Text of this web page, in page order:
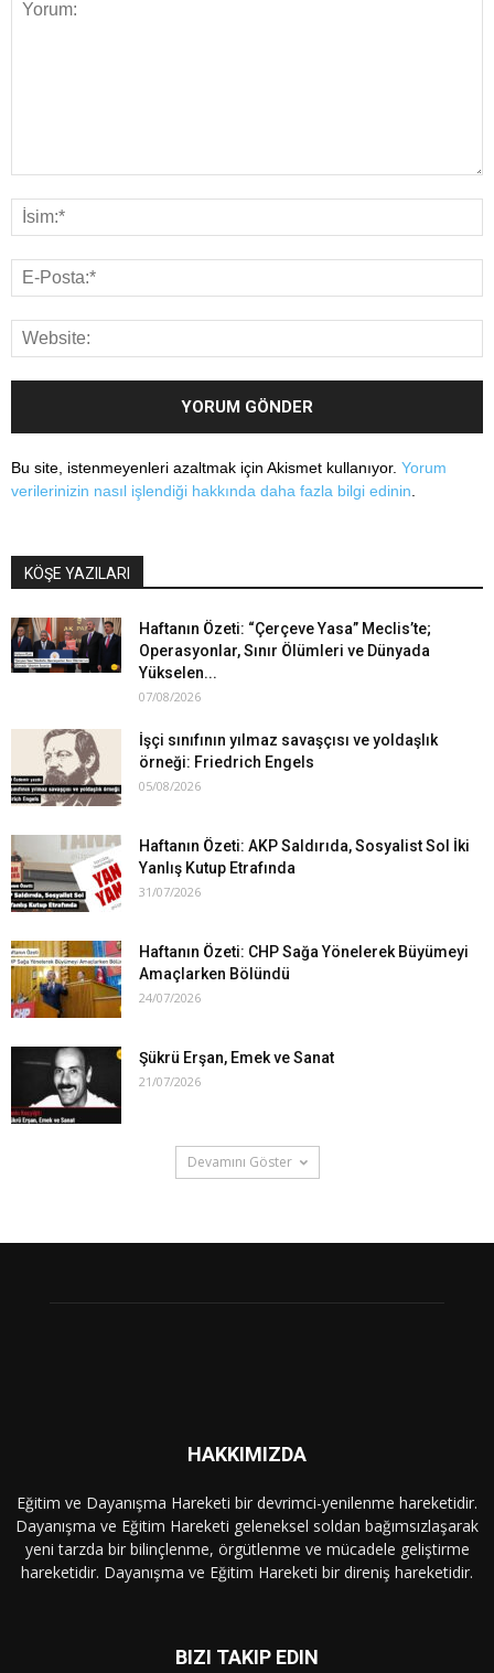
Bu site, istenmeyenleri azaltmak için Akismet kullanıyor. Yorum
verilerinizin nasıl işlendiği hakkında daha fazla bilgi edinin.
KÖŞE YAZILARI
Haftanın Özeti: “Çerçeve Yasa” Meclis’te;
Operasyonlar, Sınır Ölümleri ve Dünyada
Yükselen...
07/08/2026
İşçi sınıfının yılmaz savaşçısı ve yoldaşlık
örneği: Friedrich Engels
05/08/2026
Haftanın Özeti: AKP Saldırıda, Sosyalist Sol İki
Yanlış Kutup Etrafında
31/07/2026
Haftanın Özeti: CHP Sağa Yönelerek Büyümeyi
Amaçlarken Bölündü
24/07/2026
Şükrü Erşan, Emek ve Sanat
21/07/2026
Devamını Göster
HAKKIMIZDA
Eğitim ve Dayanışma Hareketi bir devrimci-yenilenme hareketidir.
Dayanışma ve Eğitim Hareketi geleneksel soldan bağımsızlaşarak
yeni tarzda bir bilinçlenme, örgütlenme ve mücadele geliştirme
hareketidir. Dayanışma ve Eğitim Hareketi bir direniş hareketidir.
BIZI TAKIP EDIN